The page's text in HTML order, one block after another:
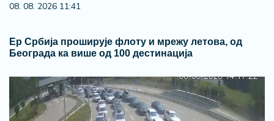
08. 08. 2026 11:41
Ер Србија проширује флоту и мрежу летова, од
Београда ка више од 100 дестинација